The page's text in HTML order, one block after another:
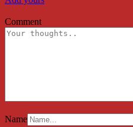
Comment
Name